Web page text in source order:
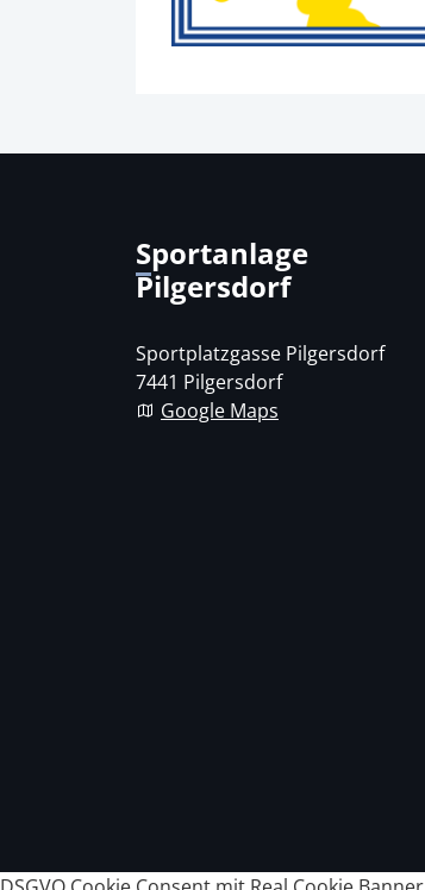
Sportanlage
Pilgersdorf
Sportplatzgasse Pilgersdorf
7441 Pilgersdorf
Google Maps